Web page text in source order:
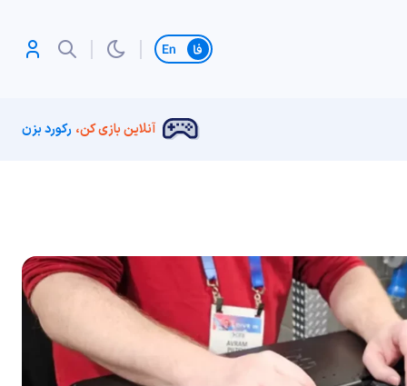
تغییر زبان
آنلاین بازی کن، رکورد بزن